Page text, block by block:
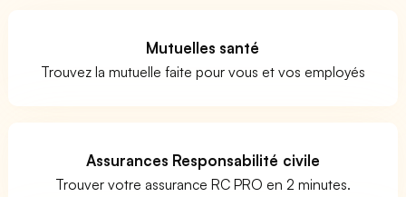
Mutuelles santé
Trouvez la mutuelle faite pour vous et vos employés
Assurances Responsabilité civile
Trouver votre assurance RC PRO en 2 minutes.